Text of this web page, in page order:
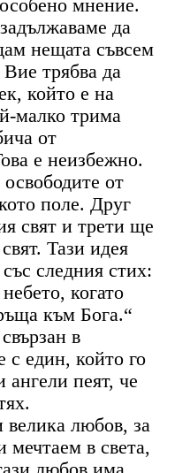
мнение.
да
нещата съвсем
трябва да
който е на
малко трима
от
е неизбежно.
от
поле. Друг
свят и трети ще
Тази идея
следния стих:
когато
към Бога.“
в
с един, който го
ангели пеят, че
велика любов, за
в света,